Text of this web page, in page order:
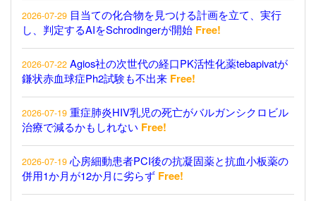
2026-07-29 目当ての化合物を見つける計画を立て、実行
し、判定するAIをSchrodingerが開始 Free!
2026-07-22 Agios社の次世代の経口PK活性化薬tebapivatが
鎌状赤血球症Ph2試験も不出来 Free!
2026-07-19 重症肺炎HIV乳児の死亡がバルガンシクロビル
治療で減るかもしれない Free!
2026-07-19 心房細動患者PCI後の抗凝固薬と抗血小板薬の
併用1か月が12か月に劣らず Free!